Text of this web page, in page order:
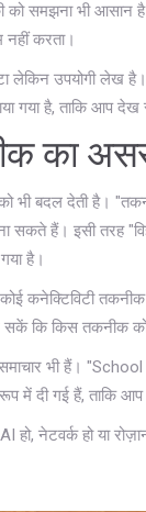
को समझना भी
करता।
लेकिन उपयोगी लेख
गया है, ताकि
का
भी बदल देती है।
हैं। इसी तरह
है।
कनेक्टिविटी
कि किस तकनीक को
भी हैं।
में दी गई हैं, ताकि
हो, नेटवर्क हो या